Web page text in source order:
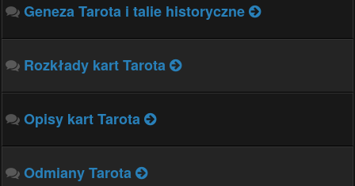
Geneza Tarota i talie historyczne
Rozkłady kart Tarota
Opisy kart Tarota
Odmiany Tarota